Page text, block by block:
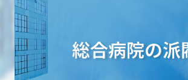
総合病院の派